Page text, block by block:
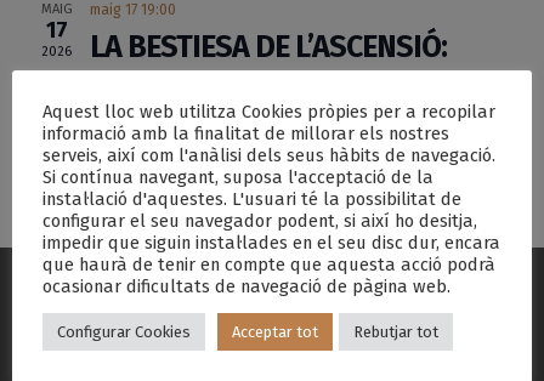
MAIG
17
2026
maig 17 19:00
LA BESTIESA DE L’ASCENSIÓ:
Aquest lloc web utilitza Cookies pròpies per a recopilar
informació amb la finalitat de millorar els nostres
serveis, així com l'anàlisi dels seus hàbits de navegació.
Si contínua navegant, suposa l'acceptació de la
instal·lació d'aquestes. L'usuari té la possibilitat de
configurar el seu navegador podent, si així ho desitja,
impedir que siguin instal·lades en el seu disc dur, encara
que haurà de tenir en compte que aquesta acció podrà
ocasionar dificultats de navegació de pàgina web.
Configurar Cookies Acceptar tot Rebutjar tot